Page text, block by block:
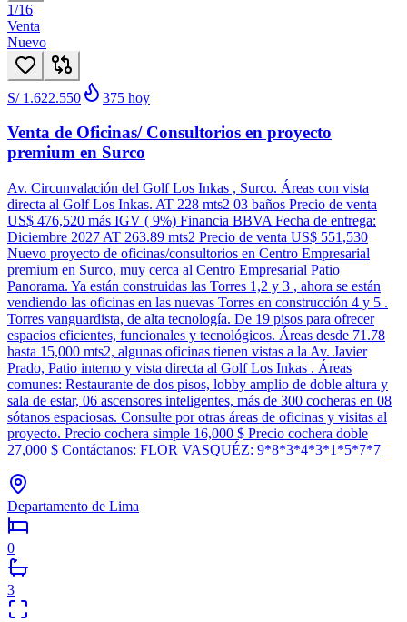
1/16
Venta
Nuevo
S/ 1.622.550 375 hoy
Venta de Oficinas/ Consultorios en proyecto
premium en Surco
Av. Circunvalación del Golf Los Inkas , Surco. Áreas con vista
directa al Golf Los Inkas. AT 228 mts2 03 baños Precio de venta
US$ 476,520 más IGV ( 9%) Financia BBVA Fecha de entrega:
Diciembre 2027 AT 263.89 mts2 Precio de venta US$ 551,530
Nuevo proyecto de oficinas/consultorios en Centro Empresarial
premium en Surco, muy cerca al Centro Empresarial Patio
Panorama. Ya están construidas las Torres 1,2 y 3 , ahora se están
vendiendo las oficinas en las nuevas Torres en construcción 4 y 5 .
Torres vanguardista, de alta tecnología. De 19 pisos para ofrecer
espacios eficientes, funcionales y tecnológicos. Áreas desde 71.78
hasta 15,000 mts2, algunas oficinas tienen vistas a la Av. Javier
Prado, Patio interno y vista directa al Golf Los Inkas . Áreas
comunes: Restaurante de dos pisos, lobby amplio de doble altura y
sala de estar, 06 ascensores inteligentes, más de 300 cocheras en 08
sótanos espaciosas. Consulte por otras áreas de oficinas y visitas al
proyecto. Precio cochera simple 16,000 $ Precio cochera doble
27,000 $ Contáctanos: FLOR VASQUÉZ: 9*8*3*4*3*1*5*7*7
Departamento de Lima
0
3